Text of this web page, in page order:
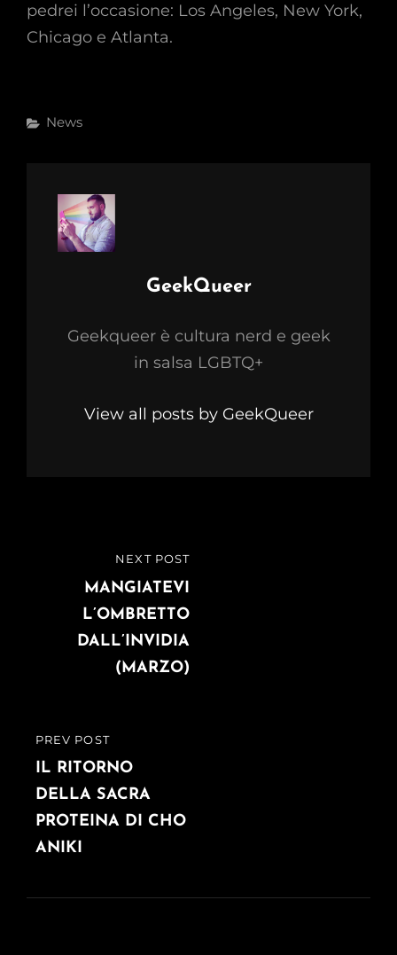
pedrei l’occasione: Los Angeles, New York,
Chicago e Atlanta.
Categories
News
Author:
GeekQueer
Geekqueer è cultura nerd e geek
in salsa LGBTQ+
View all posts by GeekQueer
Navigazione
articoli
PREVIOUS
POST
PREV POST
IL RITORNO
DELLA SACRA
PROTEINA DI CHO
ANIKI
NEXT POST
MANGIATEVI
L’OMBRETTO
DALL’INVIDIA
(MARZO)